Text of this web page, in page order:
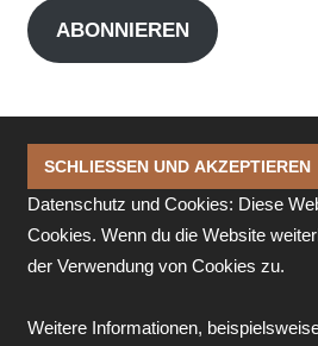
ABONNIEREN
Datenschutz und Cookies: Diese
Cookies. Wenn du die Website
der Verwendung von Cookies zu.
Weitere Informationen,